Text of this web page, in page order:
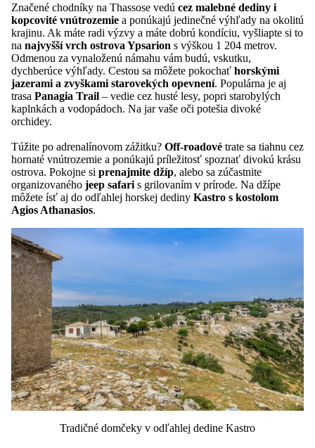
Značené chodníky na Thassose vedú cez malebné dediny i
kopcovité vnútrozemie a ponúkajú jedinečné výhľady na okolitú
krajinu. Ak máte radi výzvy a máte dobrú kondíciu, vyšliapte si to
na najvyšší vrch ostrova Ypsarion s výškou 1 204 metrov.
Odmenou za vynaloženú námahu vám budú, vskutku,
dychberúce výhľady. Cestou sa môžete pokochať horskými
jazerami a zvyškami starovekých opevnení. Populárna je aj
trasa Panagia Trail – vedie cez husté lesy, popri starobylých
kaplnkách a vodopádoch. Na jar vaše oči potešia divoké
orchidey.
Túžite po adrenalínovom zážitku? Off-roadové trate sa tiahnu cez
hornaté vnútrozemie a ponúkajú príležitosť spoznať divokú krásu
ostrova. Pokojne si prenajmite džíp, alebo sa zúčastnite
organizovaného jeep safari s grilovaním v prírode. Na džípe
môžete ísť aj do odľahlej horskej dediny Kastro s kostolom
Agios Athanasios.
Tradičné domčeky v odľahlej dedine Kastro